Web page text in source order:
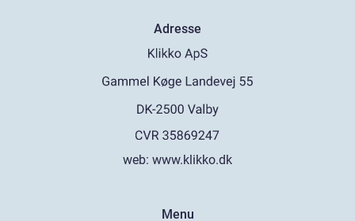
Adresse
web: www.klikko.dk
Menu